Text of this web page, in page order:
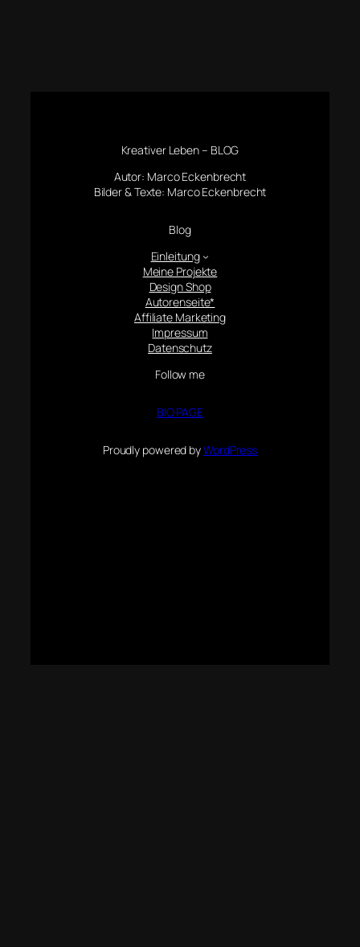
Kreativer Leben – BLOG
Autor: Marco Eckenbrecht
Bilder & Texte: Marco Eckenbrecht
Blog
Einleitung
Meine Projekte
Design Shop
Autorenseite*
Affiliate Marketing
Impressum
Datenschutz
Follow me
BIO PAGE
Proudly powered byWordPress